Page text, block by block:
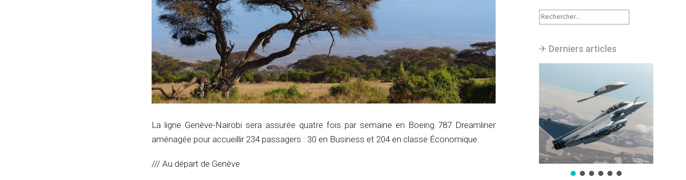
La ligne Genève-Nairobi sera assurée quatre fois par semaine en Boeing 787 Dreamliner
aménagée pour accueillir 234 passagers : 30 en Business et 204 en classe Économique.
/// Au départ de Genève
Rechercher :
✈︎ Derniers articles